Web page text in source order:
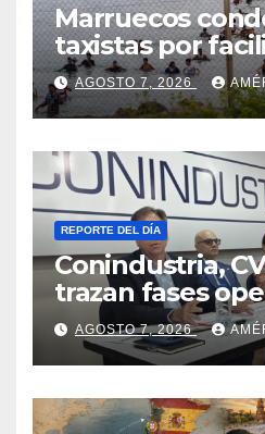
Marruecos
taxistas por
migración
Ceuta
AGOSTO 7, 2026
REPORTE DEL DÍA
Conindustria,
trazan fases
reconstruir a
AGOSTO 7, 2026